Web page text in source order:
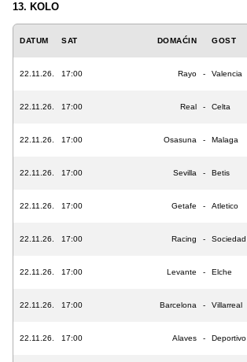
13. KOLO
DATUM SAT DOMAĆIN GOST
22.11.26. 17:00 Rayo - Valencia
22.11.26. 17:00 Real - Celta
22.11.26. 17:00 Osasuna - Malaga
22.11.26. 17:00 Sevilla - Betis
22.11.26. 17:00 Getafe - Atletico
22.11.26. 17:00 Racing - Sociedad
22.11.26. 17:00 Levante - Elche
22.11.26. 17:00 Barcelona - Villarreal
22.11.26. 17:00 Alaves - Deportivo